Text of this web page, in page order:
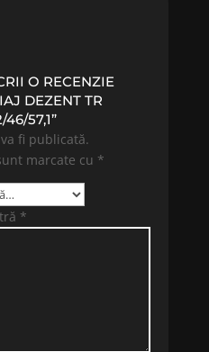
O RECENZIE
DEZENT TR
57,1”
fi publicată.
marcate cu *
*